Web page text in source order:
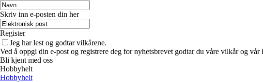
Skriv inn e-posten din her
Register
Jeg har lest og godtar vilkårene.
Ved å oppgi din e-post og registrere deg for nyhetsbrevet godtar du våre vilkår og
Bli kjent med oss
Hobbyhelt
Hobbyhelt